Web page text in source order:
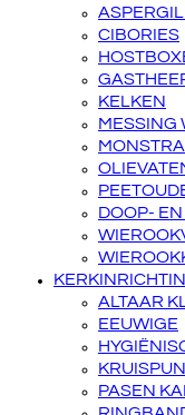
CIBORIES
KELKEN
MESSING
DOOP-
ALTAAR
EEUWIGE
PASEN